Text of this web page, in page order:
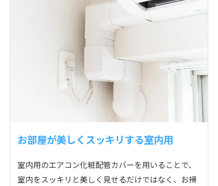
お部屋が美しくスッキリする室内用
室内用のエアコン化粧配管カバーを用いることで、
室内をスッキリと美しく見せるだけではなく、お掃